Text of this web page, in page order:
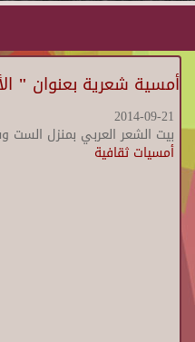
أمسية شعرية بعنوان "
2014-09-21
بيت الشعر العربي بمنزل الست
أمسيات ثقافية